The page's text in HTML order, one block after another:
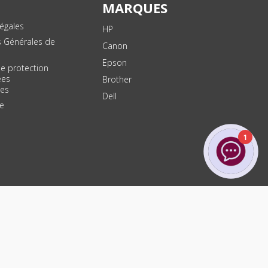
Générales de
protection
MARQUES
HP
Canon
Epson
Brother
Dell
1